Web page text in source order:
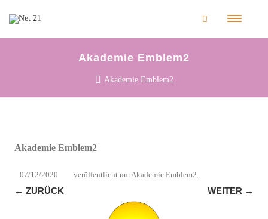
Akademie Emblem2
Akademie Emblem2
Akademie Emblem2
veröffentlicht
07/12/2020 umAkademie Emblem2.
← ZURÜCK WEITER →